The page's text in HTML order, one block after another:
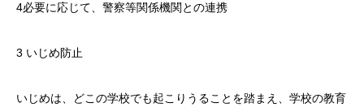
4必要に応じて、警察等関係機関との連携
3 いじめ防止
いじめは、どこの学校でも起こりうることを踏まえ、学校の教育